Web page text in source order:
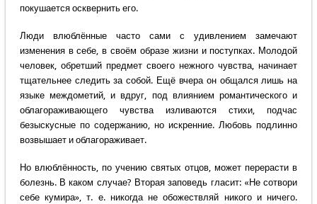
покушается осквернить его.
Люди влюблённые часто сами с удивлением замечают
изменения в себе, в своём образе жизни и поступках. Молодой
человек, обретший предмет своего нежного чувства, начинает
тщательнее следить за собой. Ещё вчера он общался лишь на
языке междометий, и вдруг, под влиянием романтического и
облагораживающего чувства изливаются стихи, подчас
безыскусные по содержанию, но искренние. Любовь подлинно
возвышает и облагораживает.
Но влюблённость, по учению святых отцов, может перерасти в
болезнь. В каком случае? Вторая заповедь гласит: «Не сотвори
себе кумира», т. е. никогда не обожествляй никого и ничего.